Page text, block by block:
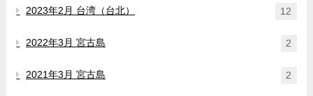
2023年2月 台湾（台北） 12
2022年3月 宮古島 2
2021年3月 宮古島 2